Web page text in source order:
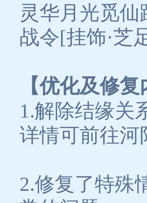
灵华月光觅
战令[挂饰·芝
【优化及修复
1.解除结缘关
详情可前往河
2.修复了特殊